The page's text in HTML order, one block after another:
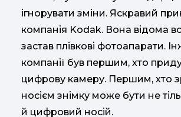
ігнорувати зміни. Яскравий
компанія Kodak. Вона відома
застав плівкові фотоапарати.
компанії був першим, хто
цифрову камеру. Першим, хто
носієм знімку може бути не
й цифровий носій.